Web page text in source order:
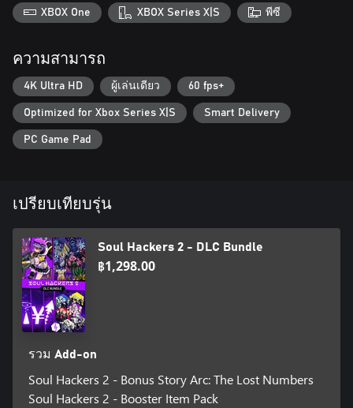
XBOX One XBOX Series X|S พีซี
ความสามารถ
4K Ultra HD ผู้เล่นเดียว 60 fps+
Optimized for Xbox Series X|S Smart Delivery
PC Game Pad
เปรียบเทียบรุ่น
Soul Hackers 2 - DLC Bundle
฿1,298.00
รวม Add-on
Soul Hackers 2 - Bonus Story Arc: The Lost Numbers
Soul Hackers 2 - Booster Item Pack